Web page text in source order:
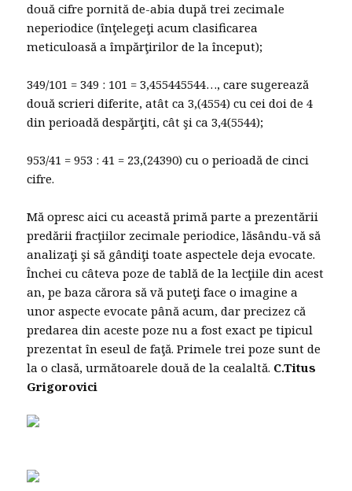
două cifre pornită de-abia după trei zecimale
neperiodice (înţelegeţi acum clasificarea
meticuloasă a împărţirilor de la început);
349/101 = 349 : 101 = 3,455445544…, care sugerează
două scrieri diferite, atât ca 3,(4554) cu cei doi de 4
din perioadă despărţiti, cât şi ca 3,4(5544);
953/41 = 953 : 41 = 23,(24390) cu o perioadă de cinci
cifre.
Mă opresc aici cu această primă parte a prezentării
predării fracţiilor zecimale periodice, lăsându-vă să
analizaţi şi să gândiţi toate aspectele deja evocate.
Închei cu câteva poze de tablă de la lecţiile din acest
an, pe baza cărora să vă puteţi face o imagine a
unor aspecte evocate până acum, dar precizez că
predarea din aceste poze nu a fost exact pe tipicul
prezentat în eseul de faţă. Primele trei poze sunt de
la o clasă, următoarele două de la cealaltă. C.Titus
Grigorovici